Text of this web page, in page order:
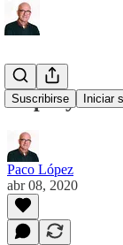
Suscribirse Iniciar
57
Paco López
abr 08, 2020